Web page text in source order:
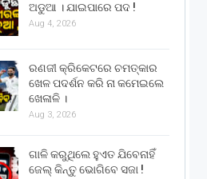
ଅଡୁଆ । ଯାଇପାରେ ପଦ !
Aug 4, 2026
ରଣଜୀ କ୍ରିକେଟରେ ଚମତ୍କାର
ଖେଳ ପଦର୍ଶନ କରି ନା କମେଇଲେ
ଖେଳାଳି ।
Aug 3, 2026
ଗାଳି କରୁଥିଲେ ହୁଏତ ଯିବେନାହିଁ
ଜେଲ୍ କିନ୍ତୁ ଭୋଗିବେ ସଜା !